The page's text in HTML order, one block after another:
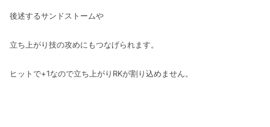
後述するサンドストームや
立ち上がり技の攻めにもつなげられます。
ヒットで+1なので立ち上がりRKが割り込めません。